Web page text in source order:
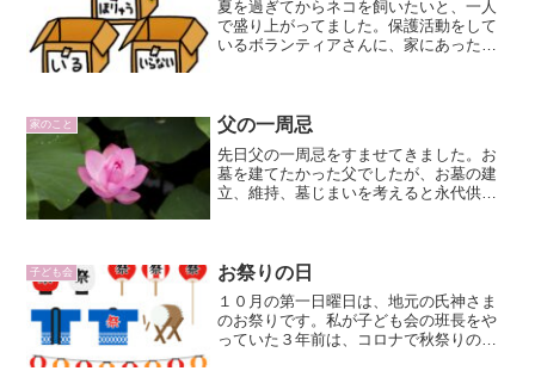
夏を過ぎてからネコを飼いたいと、一人
で盛り上がってました。保護活動をして
いるボランティアさんに、家にあったキ
名前を考えていました。...
家のこと 父の一周忌
先日父の一周忌をすませてきました。お
墓を建てたかった父でしたが、お墓の建
立、維持、墓じまいを考えると永代供養
近になりました。
子ども会 お祭りの日
１０月の第一日曜日は、地元の氏神さま
のお祭りです。私が子ども会の班長をや
っていた３年前は、コロナで秋祭りの開